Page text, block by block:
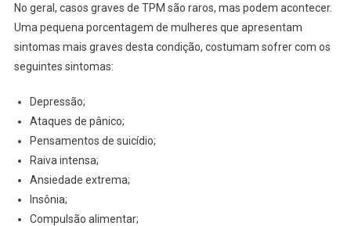
No geral, casos graves de TPM são raros, mas podem acontecer.
Uma pequena porcentagem de mulheres que apresentam
sintomas mais graves desta condição, costumam sofrer com os
seguintes sintomas:
Depressão;
Ataques de pânico;
Pensamentos de suicídio;
Raiva intensa;
Ansiedade extrema;
Insônia;
Compulsão alimentar;